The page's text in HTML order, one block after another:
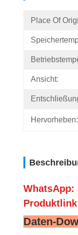
Place Of
Ansicht:
Hervorheben:
WhatsApp:
Daten-